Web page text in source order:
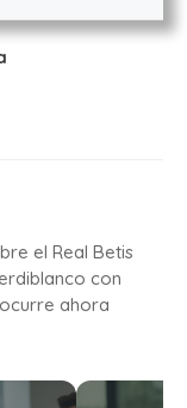
el Real Betis
con
ahora